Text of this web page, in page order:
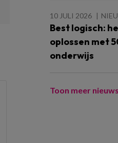
10 JULI 2026
Best logisch:
oplossen met
onderwijs
Toon meer nieuws